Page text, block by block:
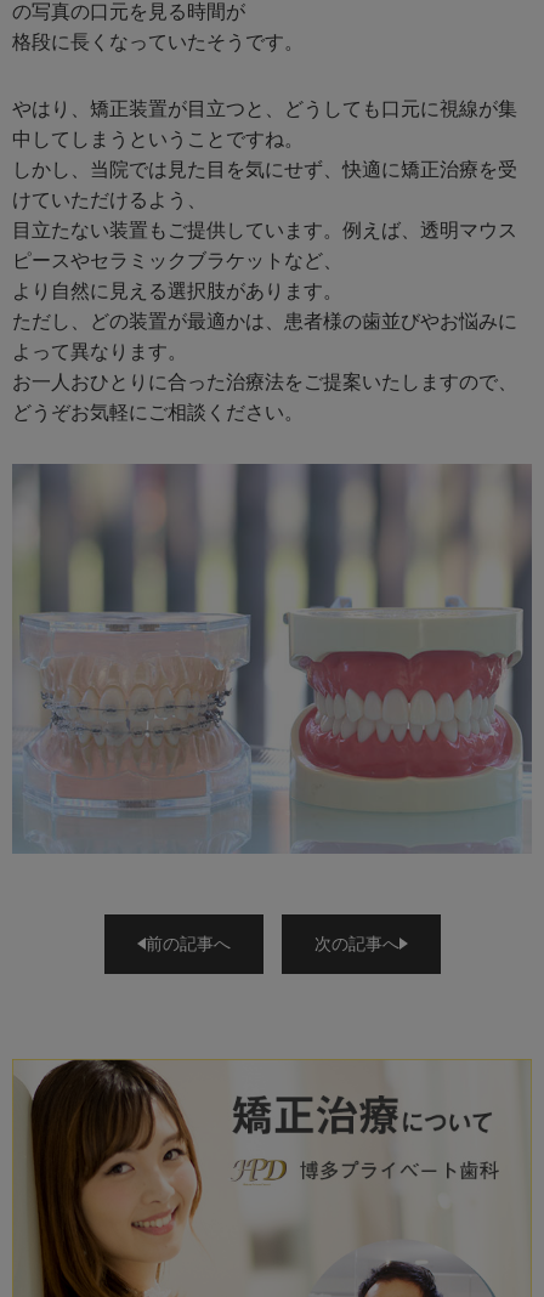
の写真の口元を見る時間が
格段に長くなっていたそうです。
やはり、矯正装置が目立つと、どうしても口元に視線が集
中してしまうということですね。
しかし、当院では見た目を気にせず、快適に矯正治療を受
けていただけるよう、
目立たない装置もご提供しています。例えば、透明マウス
ピースやセラミックブラケットなど、
より自然に見える選択肢があります。
ただし、どの装置が最適かは、患者様の歯並びやお悩みに
よって異なります。
お一人おひとりに合った治療法をご提案いたしますので、
どうぞお気軽にご相談ください。
前の記事へ 次の記事へ